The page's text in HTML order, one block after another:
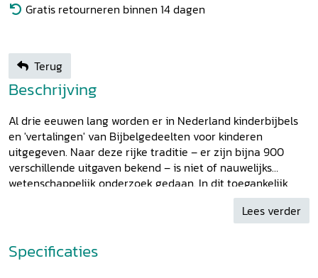
Gratis retourneren binnen 14 dagen
Terug
Beschrijving
Al drie eeuwen lang worden er in Nederland kinderbijbels
en 'vertalingen' van Bijbelgedeelten voor kinderen
uitgegeven. Naar deze rijke traditie – er zijn bijna 900
verschillende uitgaven bekend – is niet of nauwelijks
wetenschappelijk onderzoek gedaan. In dit toegankelijk
geschreven boek brengt theoloog en journalist Willem van
der Meiden het hele veld in kaart. Hij beschrijft talloze
bij bijzondere uitgaven en trendbreuken en brengt de
ontwikkelingen binnen het genre van de kinderbijbel in
Lees verder
Specificaties